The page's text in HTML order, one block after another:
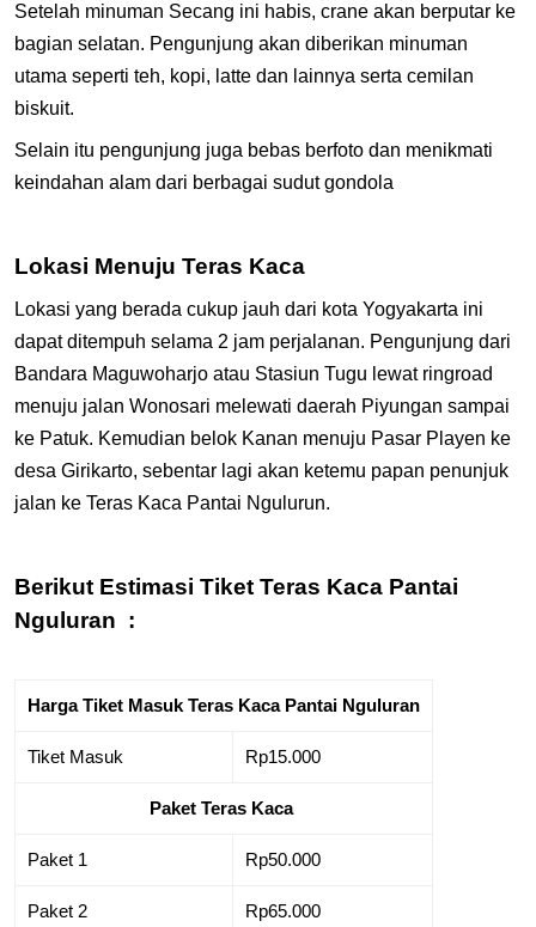
Setelah minuman Secang ini habis, crane akan berputar ke
bagian selatan. Pengunjung akan diberikan minuman
utama seperti teh, kopi, latte dan lainnya serta cemilan
biskuit.
Selain itu pengunjung juga bebas berfoto dan menikmati
keindahan alam dari berbagai sudut gondola
Lokasi Menuju Teras Kaca
Lokasi yang berada cukup jauh dari kota Yogyakarta ini
dapat ditempuh selama 2 jam perjalanan. Pengunjung dari
Bandara Maguwoharjo atau Stasiun Tugu lewat ringroad
menuju jalan Wonosari melewati daerah Piyungan sampai
ke Patuk. Kemudian belok Kanan menuju Pasar Playen ke
desa Girikarto, sebentar lagi akan ketemu papan penunjuk
jalan ke Teras Kaca Pantai Ngulurun.
Berikut Estimasi Tiket Teras Kaca Pantai
Nguluran :
Harga Tiket Masuk Teras Kaca Pantai Nguluran
Tiket Masuk Rp15.000
Paket Teras Kaca
Paket 1 Rp50.000
Paket 2 Rp65.000